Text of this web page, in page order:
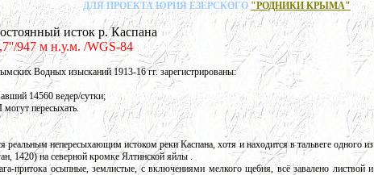
исток р. Каспана
947 м н.у.м. /WGS-84
Водных изысканий 1913-16 гг. зарегистрированы:
14560 ведер/сутки;
пересыхать.
непересыхающим истоком реки Каспана, хотя и находится в тальвеге одного из
1420) на северной кромке Ялтинской яйлы .
осыпные, землистые, с включениями мелкого щебня, всё завалено листвой и
ДЛЯ ПРОЕКТА ЮРИЯ ЕЗЕРСКОГО "РОДНИКИ КРЫМА"